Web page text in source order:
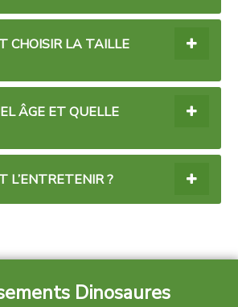
CHOISIR LA TAILLE
ÂGE ET QUELLE
L’ENTRETENIR ?
Dinosaures